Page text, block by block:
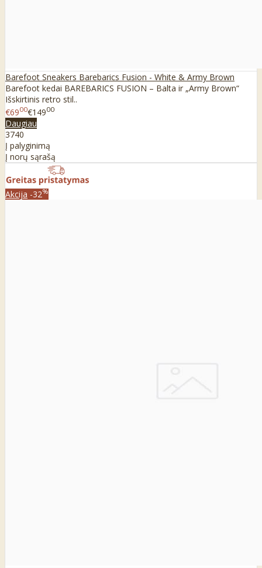
Barefoot Sneakers Barebarics Fusion - White & Army Brown
Barefoot kedai BAREBARICS FUSION – Balta ir „Army Brown“
Išskirtinis retro stil..
€6900€14900
Daugiau
3740
Į palyginimą
Į norų sąrašą
Akcija -32%